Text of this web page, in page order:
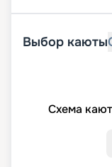
Выбор каюты
Схема